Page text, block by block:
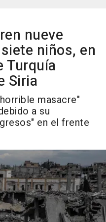
nueve
niños, en
Turquía
Siria
masacre"
a su
en el frente